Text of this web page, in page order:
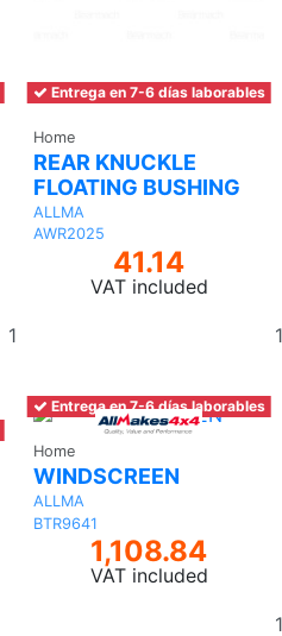
Entrega en 7-6 días laborables
Home
REAR KNUCKLE
FLOATING BUSHING
ALLMA
AWR2025
41.14
VAT included
Entrega en 7-6 días laborables
Home
WINDSCREEN
ALLMA
BTR9641
1,108.84
VAT included